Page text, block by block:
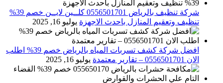
شركة تنظيف بالرياض 0556501701 كلــين لايــن خصم 39%
تنظيف وتعقيم المنازل باحدث الاجهزة يوليو 16, 2025
افضل شركة كشف تسربات المياه بالرياض خصم 39% اطلب
الان 0556501701‬‏ – تقارير معتمدة
يوليو 16, 2025